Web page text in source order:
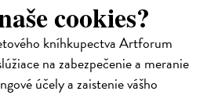
cookies?
kníhkupectva Artforum
na zabezpečenie a meranie
účely a zaistenie vášho